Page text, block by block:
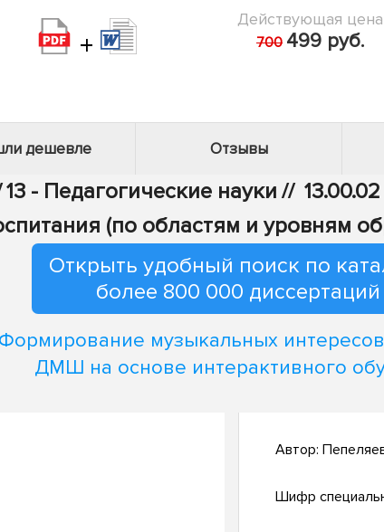
+
Действующая цена
700 499 руб.
дешевле Отзывы
13 - Педагогические науки //
(по областям и уровням
Открыть удобный поиск по
более 800 000 диссертаций
Формирование музыкальных
ДМШ на основе интерактивного
Автор:
Шифр